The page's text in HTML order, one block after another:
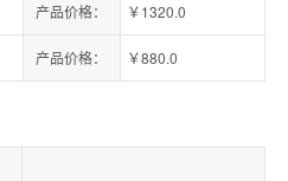
产品价格： ￥1320.0
产品价格： ￥880.0